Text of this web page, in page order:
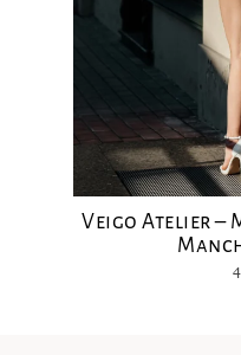
Veigo Atelier –